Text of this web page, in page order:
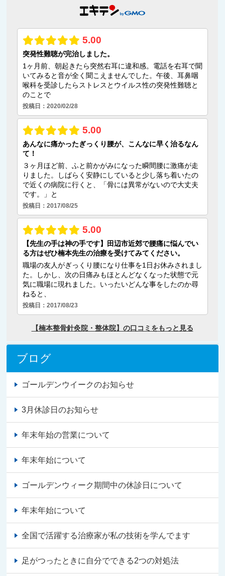
ブログ
ゴールデンウイークのお知らせ
3月休診日のお知らせ
年末年始の営業について
年末年始について
ゴールデンウィーク期間中の休診日について
年末年始について
全国で活躍する治療家が私の技術を学んでます
足がつったときに自分でできる2つの対処法